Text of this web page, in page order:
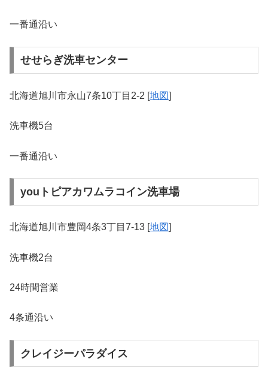
一番通沿い
せせらぎ洗車センター
北海道旭川市永山7条10丁目2-2 [地図]
洗車機5台
一番通沿い
youトピアカワムラコイン洗車場
北海道旭川市豊岡4条3丁目7-13 [地図]
洗車機2台
24時間営業
4条通沿い
クレイジーパラダイス